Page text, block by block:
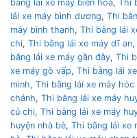
bằng lái xe máy biên hoà,
lái xe máy bình dương, Thi
máy bình thạnh, Thi bằng lái
chi, Thi bằng lái xe máy dĩ an,
bằng lái xe máy gần đây, Thi
xe máy gò vấp, Thi bằng lái
minh, Thi bằng lái xe máy hóc
chánh, Thi bằng lái xe máy
củ chi, Thi bằng lái xe máy
huyện nhà bè, Thi bằng lái xe